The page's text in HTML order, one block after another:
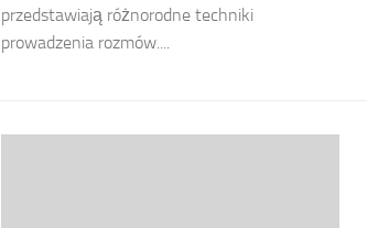
przedstawiają różnorodne techniki
prowadzenia rozmów....